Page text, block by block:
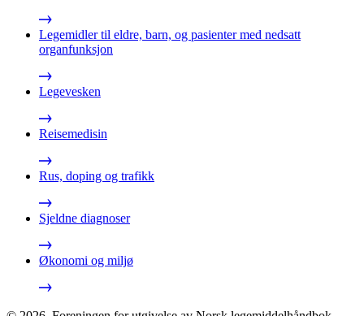
Legemidler til eldre, barn, og pasienter med nedsatt
organfunksjon
Legevesken
Reisemedisin
Rus, doping og trafikk
Sjeldne diagnoser
Økonomi og miljø